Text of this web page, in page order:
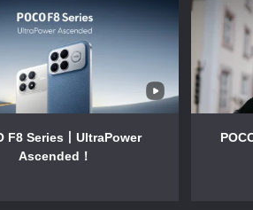
F8 Series丨UltraPower
Ascended！
POCO F8 Ultra |